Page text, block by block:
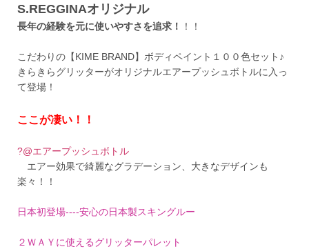
S.REGGINAオリジナル
長年の経験を元に使いやすさを追求！ ！！
こだわりの【KIME BRAND】ボディペイント１００色セット♪
きらきらグリッターがオリジナルエアープッシュボトルに入っ
て登場！
ここが凄い！！
?@エアープッシュボトル
エアー効果で綺麗なグラデーション、大きなデザインも
楽々！！
日本初登場----安心の日本製スキングルー
２ＷＡＹに使えるグリッターパレット